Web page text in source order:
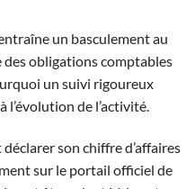
un basculement au
des obligations comptables
un suivi rigoureux
l’évolution de l’activité.
son chiffre d’affaires
sur le portail officiel de